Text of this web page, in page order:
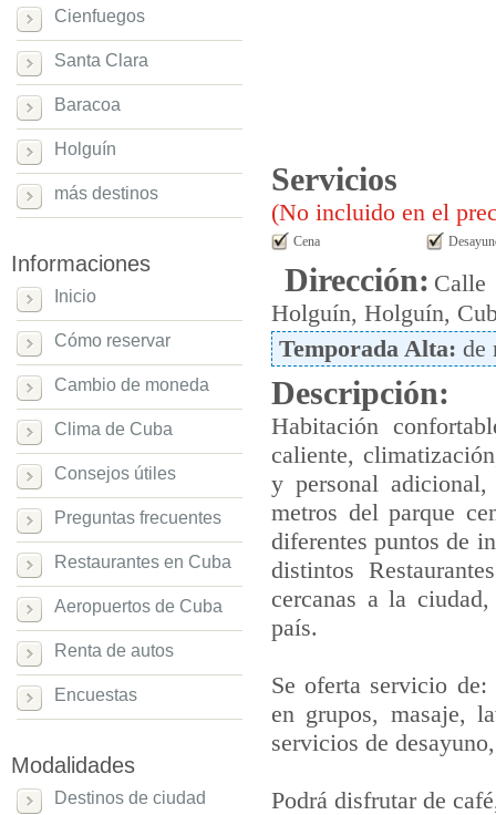
Cienfuegos
Santa Clara
Baracoa
Holguín
más destinos
Informaciones
Inicio
Cómo reservar
Cambio de moneda
Clima de Cuba
Consejos útiles
Preguntas frecuentes
Restaurantes en Cuba
Aeropuertos de Cuba
Renta de autos
Encuestas
Modalidades
Destinos de ciudad
Servicios
(No incluido en el
Cena
Dirección: Calle
Holguín, Holguín,
Temporada Alta: de
Descripción:
Habitación
caliente,
y personal
metros del parque
diferentes puntos de
distintos
cercanas a la
país.
Se oferta servicio
en grupos, masaje,
servicios de
Podrá disfrutar de